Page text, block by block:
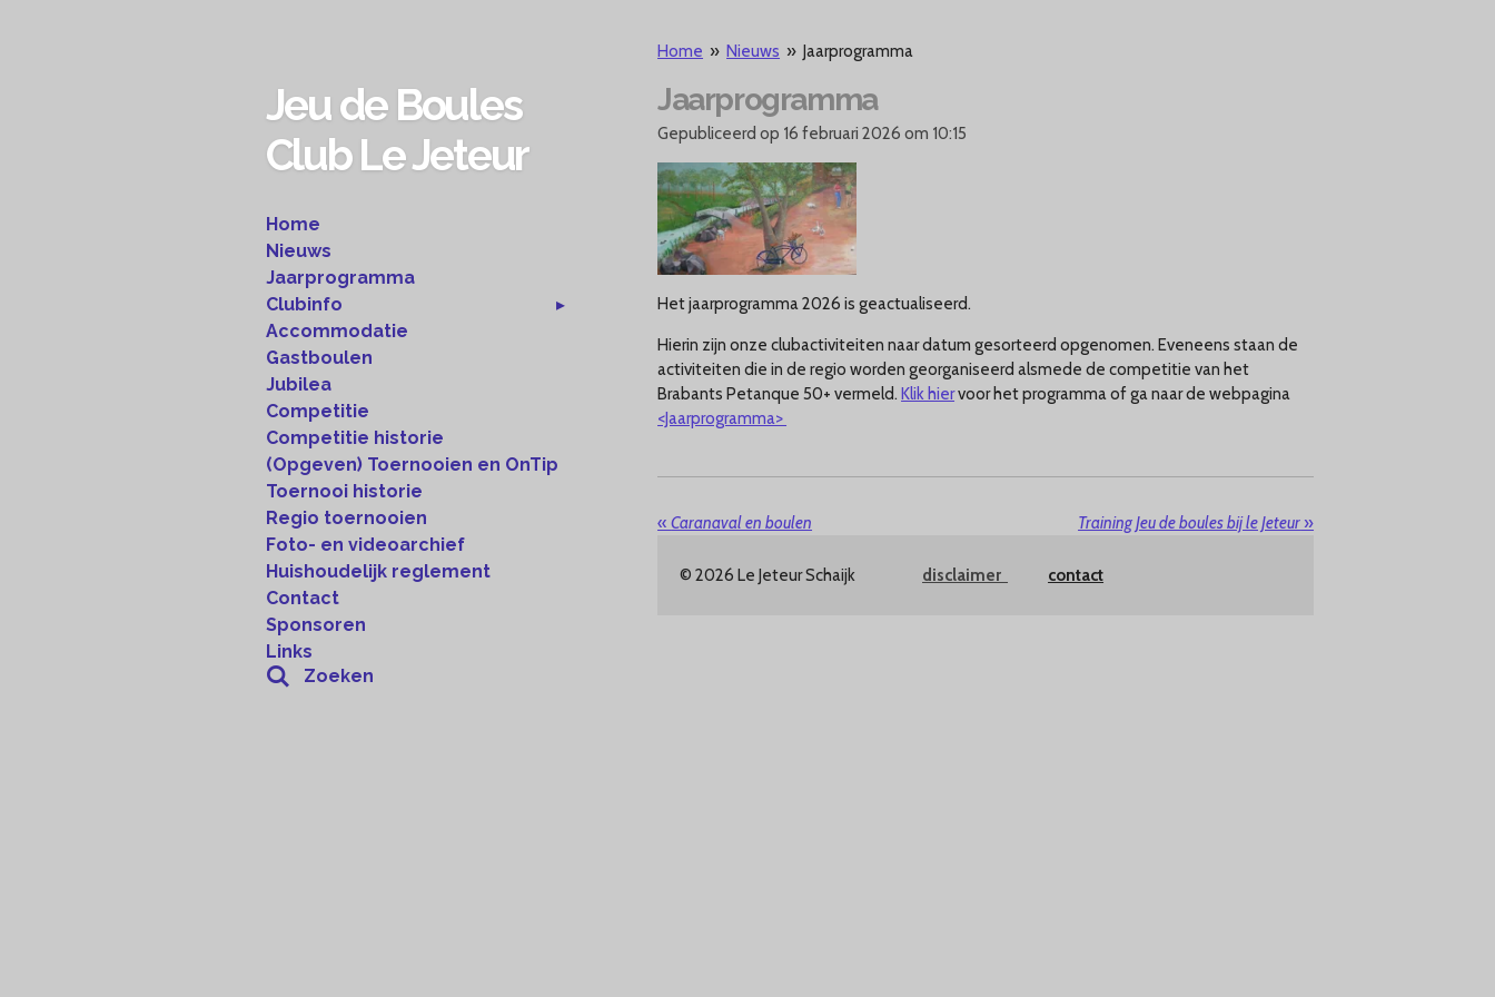
Home » Nieuws » Jaarprogramma
Jaarprogramma
Gepubliceerd op 16 februari 2026 om 10:15
Het jaarprogramma 2026 is geactualiseerd.
Hierin zijn onze clubactiviteiten naar datum gesorteerd opgenomen. Eveneens staan de
activiteiten die in de regio worden georganiseerd alsmede de competitie van het
Brabants Petanque 50+ vermeld.Klik hiervoor het programma of ga naar de webpagina
<Jaarprogramma>
«Caranaval en boulen Training Jeu de boules bij le Jeteur »
© 2026 Le Jeteur Schaijk disclaimer contact
Jeu de Boules
Club Le Jeteur
Home
Nieuws
Jaarprogramma
Clubinfo
Accommodatie
Gastboulen
Jubilea
Competitie
Competitie historie
(Opgeven) Toernooien en OnTip
Toernooi historie
Regio toernooien
Foto- en videoarchief
Huishoudelijk reglement
Contact
Sponsoren
Links
Zoeken